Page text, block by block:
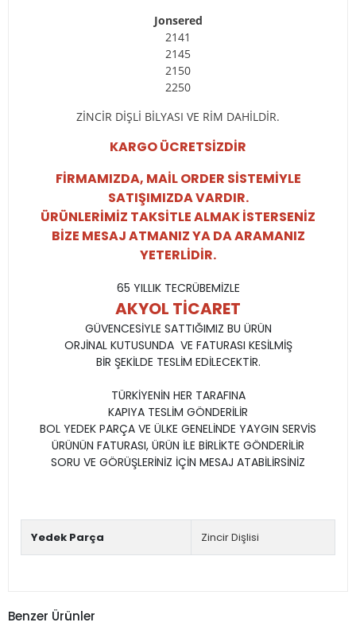
Jonsered
2141
2145
2150
2250
ZİNCİR DİŞLİ BİLYASI VE RİM DAHİLDİR.
KARGO ÜCRETSİZDİR
FİRMAMIZDA, MAİL ORDER SİSTEMİYLE
SATIŞIMIZDA VARDIR.
ÜRÜNLERİMİZ TAKSİTLE ALMAK İSTERSENİZ
BİZE MESAJ ATMANIZ YA DA ARAMANIZ
YETERLİDİR.
65 YILLIK TECRÜBEMİZLE
AKYOL TİCARET
GÜVENCESİYLE SATTIĞIMIZ BU ÜRÜN
ORJİNAL KUTUSUNDA VE FATURASI KESİLMİŞ
BİR ŞEKİLDE TESLİM EDİLECEKTİR.
TÜRKİYENİN HER TARAFINA
KAPIYA TESLİM GÖNDERİLİR
BOL YEDEK PARÇA VE ÜLKE GENELİNDE YAYGIN SERVİS
ÜRÜNÜN FATURASI, ÜRÜN İLE BİRLİKTE GÖNDERİLİR
SORU VE GÖRÜŞLERİNİZ İÇİN MESAJ ATABİLİRSİNİZ
Yedek Parça Zincir Dişlisi
Benzer Ürünler